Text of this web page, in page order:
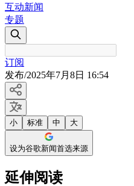
互动新闻
专题
订阅
发布/2025年7月8日 16:54
小 标准 中 大
设为谷歌新闻首选来源
延伸阅读